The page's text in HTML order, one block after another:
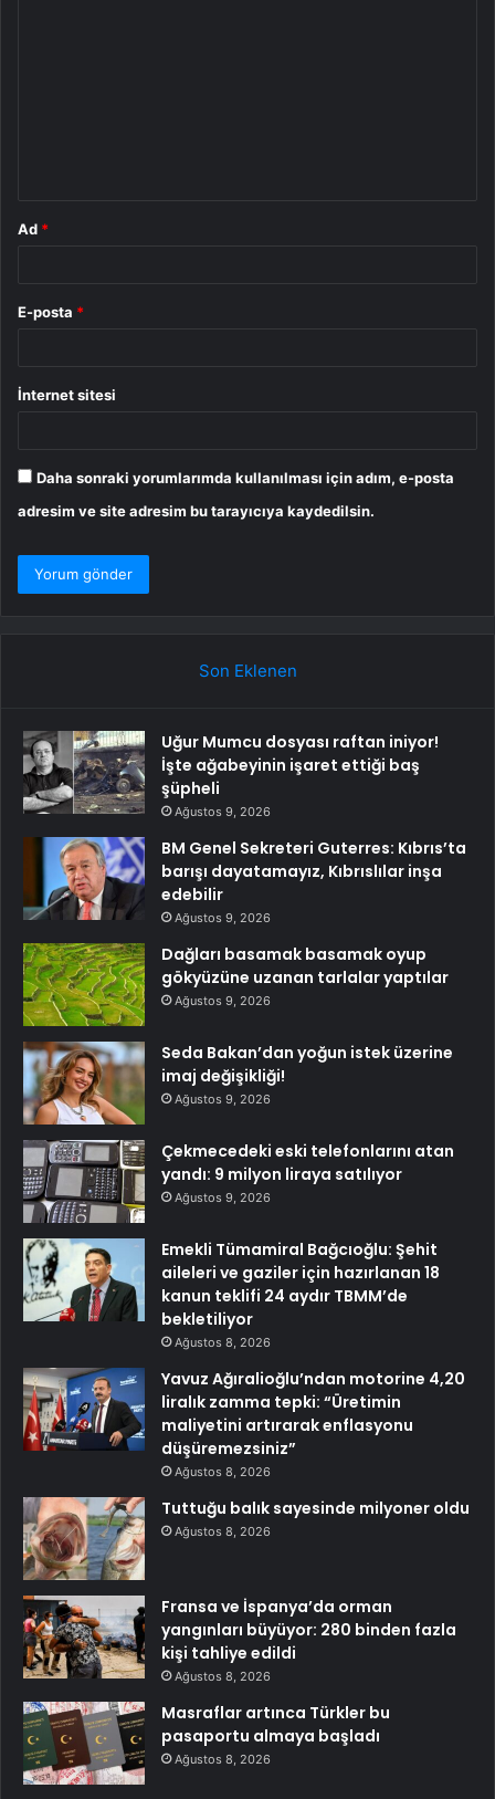
Ad *
E-posta *
İnternet sitesi
Daha sonraki yorumlarımda kullanılması için adım, e-posta
adresim ve site adresim bu tarayıcıya kaydedilsin.
Son Eklenen
Uğur Mumcu dosyası raftan iniyor!
İşte ağabeyinin işaret ettiği baş
şüpheli
Ağustos 9, 2026
BM Genel Sekreteri Guterres: Kıbrıs’ta
barışı dayatamayız, Kıbrıslılar inşa
edebilir
Ağustos 9, 2026
Dağları basamak basamak oyup
gökyüzüne uzanan tarlalar yaptılar
Ağustos 9, 2026
Seda Bakan’dan yoğun istek üzerine
imaj değişikliği!
Ağustos 9, 2026
Çekmecedeki eski telefonlarını atan
yandı: 9 milyon liraya satılıyor
Ağustos 9, 2026
Emekli Tümamiral Bağcıoğlu: Şehit
aileleri ve gaziler için hazırlanan 18
kanun teklifi 24 aydır TBMM’de
bekletiliyor
Ağustos 8, 2026
Yavuz Ağıralioğlu’ndan motorine 4,20
liralık zamma tepki: “Üretimin
maliyetini artırarak enflasyonu
düşüremezsiniz”
Ağustos 8, 2026
Tuttuğu balık sayesinde milyoner oldu
Ağustos 8, 2026
Fransa ve İspanya’da orman
yangınları büyüyor: 280 binden fazla
kişi tahliye edildi
Ağustos 8, 2026
Masraflar artınca Türkler bu
pasaportu almaya başladı
Ağustos 8, 2026